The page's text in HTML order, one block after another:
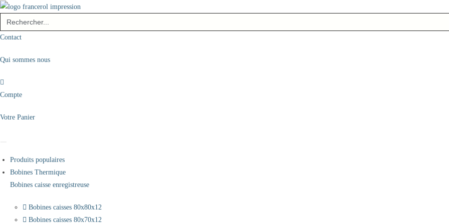
Skip
content
Search
for:
Contact
Qui sommes nous
Compte
Votre Panier
Produits populaires
Bobines Thermique
Bobines caisse enregistreuse
Bobines caisses 80x80x12
Bobines caisses 80x70x12